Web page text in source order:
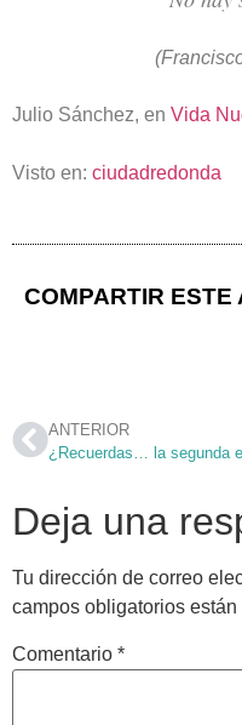
Julio Sánchez, en Vida
Visto en: ciudadredonda
COMPARTIR ESTE
ANTERIOR
Deja una
Tu dirección de correo
campos obligatorios están
Comentario *